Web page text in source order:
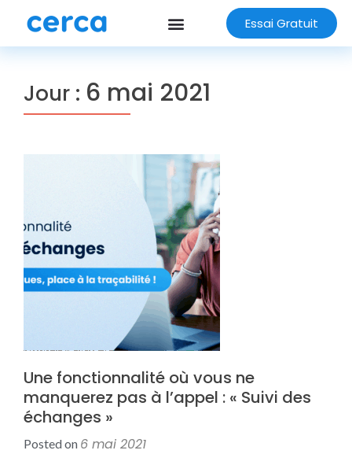
Essai Gratuit
Jour : 6 mai 2021
Une fonctionnalité où vous ne
manquerez pas à l’appel : « Suivi des
échanges »
Posted on 6 mai 2021